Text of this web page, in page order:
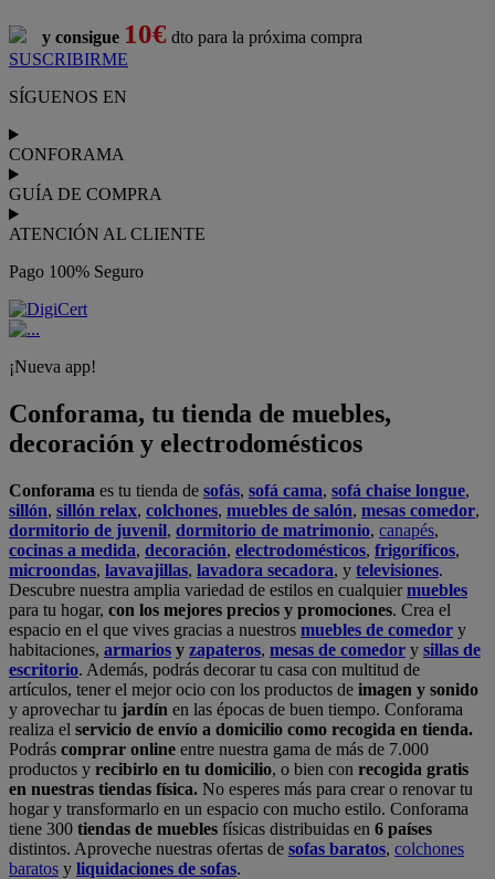
y consigue 10€ dto para la próxima compra
SUSCRIBIRME
SÍGUENOS EN
CONFORAMA
GUÍA DE COMPRA
ATENCIÓN AL CLIENTE
Pago 100% Seguro
¡Nueva app!
Conforama, tu tienda de muebles,
decoración y electrodomésticos
Conforama es tu tienda de sofás, sofá cama, sofá chaise longue,
sillón, sillón relax, colchones, muebles de salón, mesas comedor,
dormitorio de juvenil, dormitorio de matrimonio, canapés,
cocinas a medida, decoración, electrodomésticos, frigoríficos,
microondas, lavavajillas, lavadora secadora, y televisiones.
Descubre nuestra amplia variedad de estilos en cualquiermuebles
para tu hogar, con los mejores precios y promociones. Crea el
espacio en el que vives gracias a nuestros muebles de comedor y
habitaciones, armarios y zapateros, mesas de comedor y sillas de
escritorio. Además, podrás decorar tu casa con multitud de
artículos, tener el mejor ocio con los productos de imagen y sonido
y aprovechar tu jardín en las épocas de buen tiempo. Conforama
realiza el servicio de envío a domicilio como recogida en tienda.
Podrás comprar online entre nuestra gama de más de 7.000
productos y recibirlo en tu domicilio, o bien con recogida gratis
en nuestras tiendas física. No esperes más para crear o renovar tu
hogar y transformarlo en un espacio con mucho estilo. Conforama
tiene 300 tiendas de muebles físicas distribuidas en 6 países
distintos. Aproveche nuestras ofertas de sofas baratos, colchones
baratos y liquidaciones de sofas.